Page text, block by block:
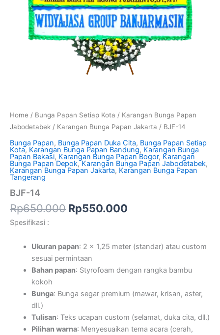
Home / Bunga Papan Setiap Kota / Karangan Bunga Papan
Jabodetabek / Karangan Bunga Papan Jakarta / BJF-14
Bunga Papan, Bunga Papan Duka Cita, Bunga Papan Setiap
Kota, Karangan Bunga Papan Bandung, Karangan Bunga
Papan Bekasi, Karangan Bunga Papan Bogor, Karangan
Bunga Papan Depok,Karangan Bunga Papan Jabodetabek,
Karangan Bunga Papan Jakarta, Karangan Bunga Papan
Tangerang
BJF-14
Rp650.000 Rp550.000
Spesifikasi :
Ukuran papan: 2 x 1,25 meter (standar) atau custom
sesuai permintaan
Bahan papan: Styrofoam dengan rangka bambu
kokoh
Bunga: Bunga segar premium (mawar, krisan, aster,
dll.)
Tulisan: Teks ucapan custom (selamat, duka cita, dll.)
Pilihan warna: Menyesuaikan tema acara (cerah,